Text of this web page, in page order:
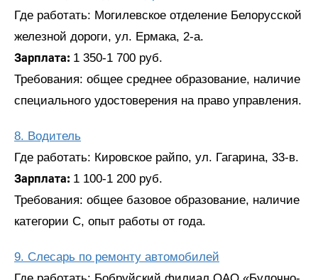
Где работать: Могилевское отделение Белорусской
железной дороги, ул. Ермака, 2-а.
Зарплата: 1 350-1 700 руб.
Требования: общее среднее образование, наличие
специального удостоверения на право управления.
8. Водитель
Где работать: Кировское райпо, ул. Гагарина, 33-в.
Зарплата: 1 100-1 200 руб.
Требования: общее базовое образование, наличие
категории С, опыт работы от года.
9. Слесарь по ремонту автомобилей